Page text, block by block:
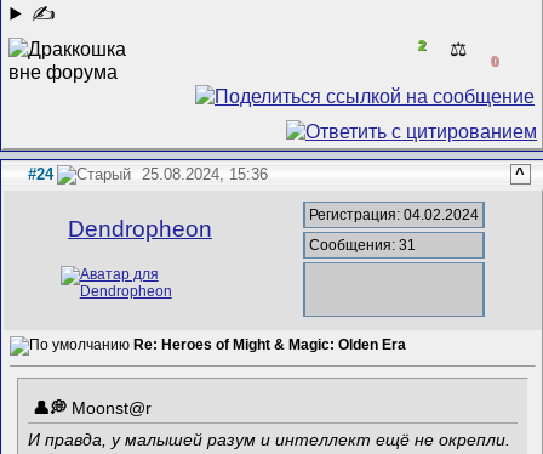
✍
2 ⚖️
0
#24 25.08.2024, 15:36 ^
Dendropheon
Регистрация: 04.02.2024
Сообщения: 31
Re: Heroes of Might & Magic: Olden Era
Mооnst@r
И правда, у малышей разум и интеллект ещё не окрепли.